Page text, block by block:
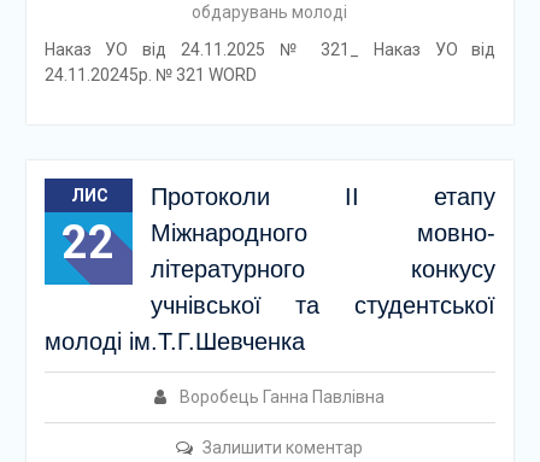
обдарувань молоді
Наказ УО від 24.11.2025 № 321_ Наказ УО від
24.11.20245р. № 321 WORD
ЛИС
22
Протоколи ІІ етапу
Міжнародного мовно-
літературного конкусу
учнівської та студентської
молоді ім.Т.Г.Шевченка
Воробець Ганна Павлівна
Залишити коментар